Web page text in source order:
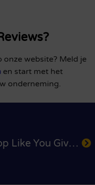
onze website? Meld je
en start met het
onderneming.
Shop Like You Give A Damn